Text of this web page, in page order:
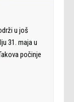
u još
31. maja u
počinje